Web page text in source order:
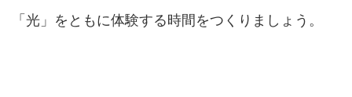
「光」をともに体験する時間をつくりましょう。